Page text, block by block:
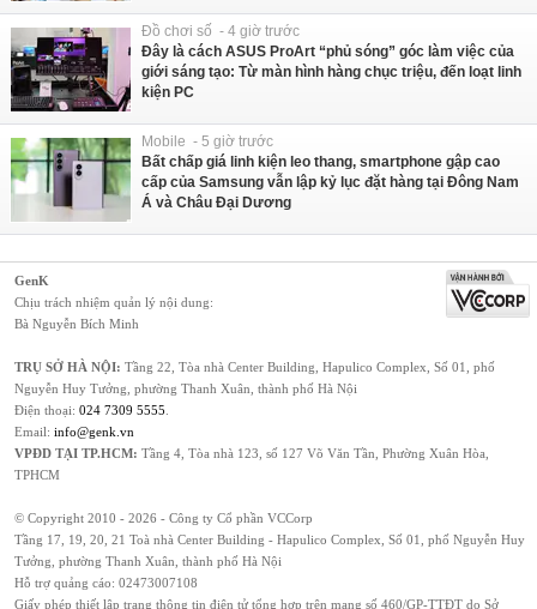
Đồ chơi số - 4 giờ trước
Đây là cách ASUS ProArt “phủ sóng” góc làm việc của
giới sáng tạo: Từ màn hình hàng chục triệu, đến loạt linh
kiện PC
Mobile - 5 giờ trước
Bất chấp giá linh kiện leo thang, smartphone gập cao
cấp của Samsung vẫn lập kỷ lục đặt hàng tại Đông Nam
Á và Châu Đại Dương
GenK
Chịu trách nhiệm quản lý nội dung:
Bà Nguyễn Bích Minh
TRỤ SỞ HÀ NỘI: Tầng 22, Tòa nhà Center Building, Hapulico Complex, Số 01, phố
Nguyễn Huy Tưởng, phường Thanh Xuân, thành phố Hà Nội
Điện thoại: 024 7309 5555
Email: info@genk.vn
VPĐD TẠI TP.HCM: Tầng 4, Tòa nhà 123, số 127 Võ Văn Tần, Phường Xuân Hòa,
TPHCM
© Copyright 2010 - 2026 - Công ty Cổ phần VCCorp
Tầng 17, 19, 20, 21 Toà nhà Center Building - Hapulico Complex, Số 01, phố Nguyễn Huy
Tưởng, phường Thanh Xuân, thành phố Hà Nội
Hỗ trợ quảng cáo: 02473007108
Giấy phép thiết lập trang thông tin điện tử tổng hợp trên mạng số 460/GP-TTĐT do Sở